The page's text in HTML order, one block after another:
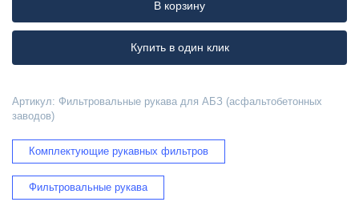
для
АБЗ
(асфальтобетонных
В корзину
Купить в один клик
Артикул: Фильтровальные рукава для АБЗ (асфальтобетонных
заводов)
Комплектующие рукавных фильтров
Фильтровальные рукава